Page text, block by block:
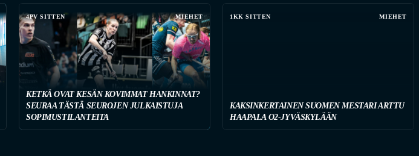
4PV SITTEN MIEHET
KETKÄ OVAT KESÄN KOVIMMAT HANKINNAT?
SEURAA TÄSTÄ SEUROJEN JULKAISTUJA
SOPIMUSTILANTEITA
1KK SITTEN MIEHET
KAKSINKERTAINEN SUOMEN MESTARI ARTTU
HAAPALA O2-JYVÄSKYLÄÄN